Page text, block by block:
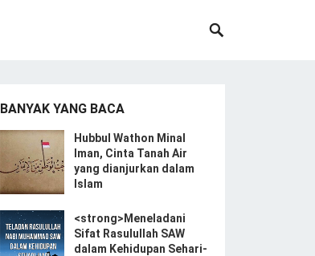
BANYAK YANG BACA
Hubbul Wathon Minal
Iman, Cinta Tanah Air
yang dianjurkan dalam
Islam
<strong>Meneladani
Sifat Rasulullah SAW
dalam Kehidupan Sehari-